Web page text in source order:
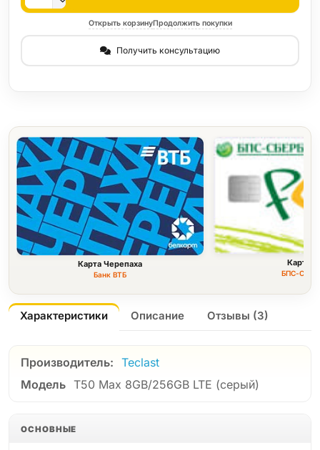
Открыть корзинуПродолжить покупки
Получить консультацию
Карта Черепаха
Банк ВТБ
Карта
БПС-
Характеристики Описание Отзывы (3)
Производитель: Teclast
Модель T50 Max 8GB/256GB LTE (серый)
ОСНОВНЫЕ